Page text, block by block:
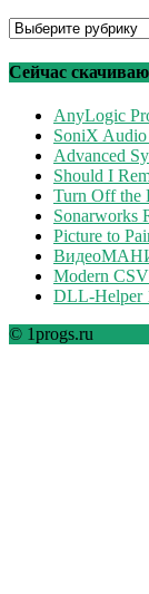
Программы
рубрикам
Сейчас
AnyLogic
SoniX
Advanced
Should I
Turn Off the
Sonarworks
Picture to
Modern
DLL-Helper
© 1progs.ru